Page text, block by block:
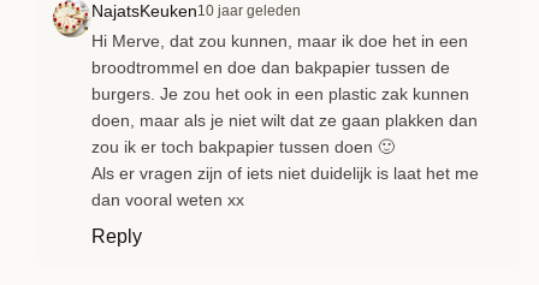
NajatsKeuken10 jaar geleden
Hi Merve, dat zou kunnen, maar ik doe het in een
broodtrommel en doe dan bakpapier tussen de
burgers. Je zou het ook in een plastic zak kunnen
doen, maar als je niet wilt dat ze gaan plakken dan
zou ik er toch bakpapier tussen doen 🙂
Als er vragen zijn of iets niet duidelijk is laat het me
dan vooral weten xx
Reply